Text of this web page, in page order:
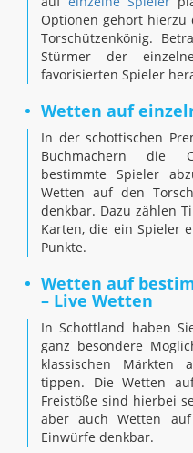
Optionen gehört
Torschützenkönig.
Stürmer der
favorisierten Spieler
Wetten auf
In der schottischen
Buchmachern die
bestimmte Spieler
Wetten auf den
denkbar. Dazu zählen
Karten, die ein Spieler
Punkte.
Wetten auf
– Live Wetten
In Schottland haben
ganz besondere
klassischen Märkten
tippen. Die Wetten
Freistöße sind hierbei
aber auch Wetten auf
Einwürfe denkbar.